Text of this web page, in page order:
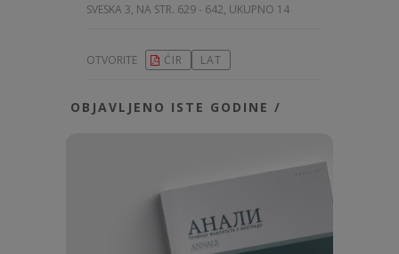
SVESKA 3, NA STR. 629 - 642, UKUPNO 14
OTVORITE ĆIR LAT
OBJAVLJENO ISTE GODINE /